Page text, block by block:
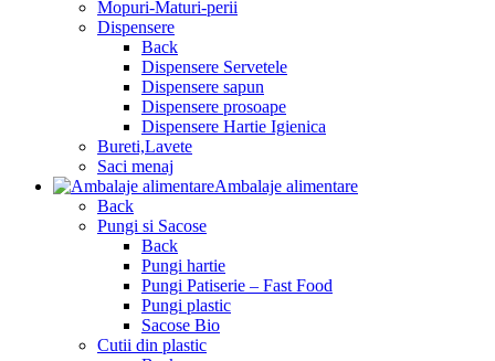
Mopuri-Maturi-perii
Dispensere
Back
Dispensere Servetele
Dispensere sapun
Dispensere prosoape
Dispensere Hartie Igienica
Bureti,Lavete
Saci menaj
Ambalaje alimentare
Back
Pungi si Sacose
Back
Pungi hartie
Pungi Patiserie – Fast Food
Pungi plastic
Sacose Bio
Cutii din plastic